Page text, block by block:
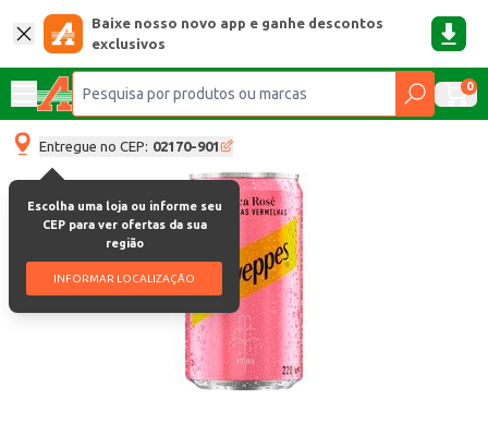
Baixe nosso novo app e ganhe descontos
exclusivos
0
Entregue no CEP: 02170-901
Escolha uma loja ou informe seu
CEP para ver ofertas da sua
região
INFORMAR LOCALIZAÇÃO